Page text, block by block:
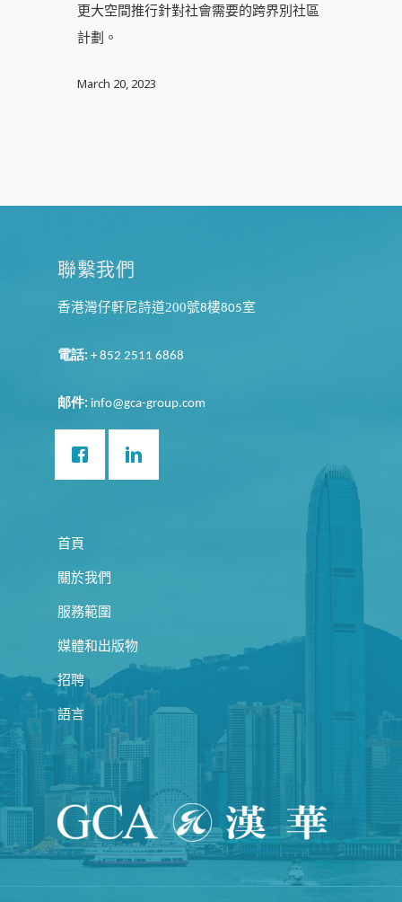
更大空間推行針對社會需要的跨界別社區
計劃。
March 20, 2023
聯繫我們
香港灣仔軒尼詩道200號8樓805室
電話: + 852 2511 6868
邮件: info@gca-group.com
首頁
關於我們
服務範圍
媒體和出版物
招聘
語言